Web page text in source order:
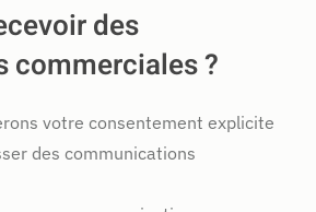
des
?
votre consentement explicite
des communications